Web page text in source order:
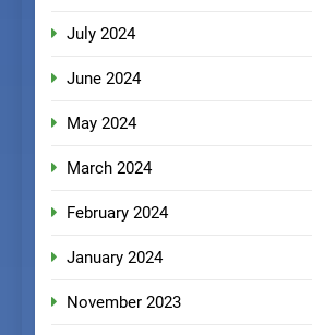
July 2024
June 2024
May 2024
March 2024
February 2024
January 2024
November 2023